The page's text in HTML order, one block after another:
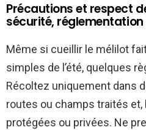
Précautions et respect
sécurité,
Même si cueillir le mélilot
simples de l’été, quelques
Récoltez uniquement dans
routes ou champs traités et,
protégées ou privées. Ne